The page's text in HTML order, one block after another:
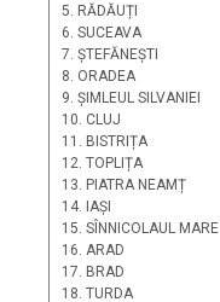
5. RĂDĂUȚI
6. SUCEAVA
7. ȘTEFĂNEȘTI
8. ORADEA
9. ȘIMLEUL SILVANIEI
10. CLUJ
11. BISTRIȚA
12. TOPLIȚA
13. PIATRA NEAMȚ
14. IAȘI
15. SÎNNICOLAUL MARE
16. ARAD
17. BRAD
18. TURDA